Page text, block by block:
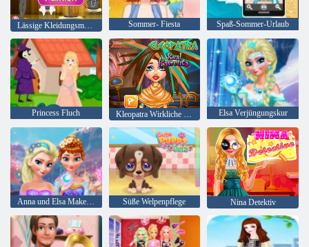
Lässige Kleidungsmode Sommer- Fiesta Spaß-Sommer-Urlaub
Princess Fluch Elsa Verjüngungskur
Anna und Elsa Makeover Süße Welpenpflege Nina Detektiv